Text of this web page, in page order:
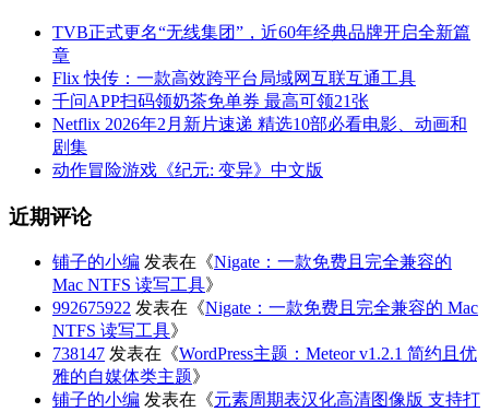
TVB正式更名“无线集团”，近60年经典品牌开启全新篇
章
Flix 快传：一款高效跨平台局域网互联互通工具
千问APP扫码领奶茶免单券 最高可领21张
Netflix 2026年2月新片速递 精选10部必看电影、动画和
剧集
动作冒险游戏《纪元: 变异》中文版
近期评论
铺子的小编 发表在《Nigate：一款免费且完全兼容的
Mac NTFS 读写工具》
992675922 发表在《Nigate：一款免费且完全兼容的 Mac
NTFS 读写工具》
738147 发表在《WordPress主题：Meteor v1.2.1 简约且优
雅的自媒体类主题》
铺子的小编 发表在《元素周期表汉化高清图像版 支持打